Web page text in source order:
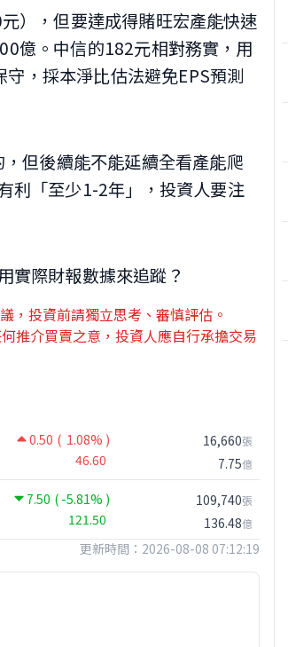
），但要達成得賭旺宏產能快速
億。中信的182元相對務實，用
，採本淨比估法避免EPS預測
但後續能不能延續全看產能爬
利「至少1-2年」，投資人要注
實際財報數據來追蹤？
，投資前請獨立思考、審慎評估。
推介買賣之意，投資人應自行承擔交易
0.50 ( 1.08% )
46.60
16,660張
7.75億
7.50 ( -5.81% )
121.50
109,740張
136.48億
更新時間：2026-08-08 07:12:19